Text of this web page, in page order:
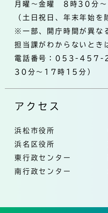
月曜～金曜 8時30分
（土日祝日、年末年始を
※一部、開庁時間が異な
担当課がわからないと
電話番号：053-457-
30分～17時15分）
アクセス
浜松市役所
浜名区役所
東行政センター
南行政センター